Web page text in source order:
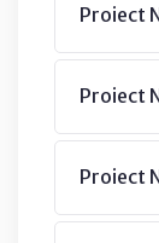
Proiect
Proiect
Proiect